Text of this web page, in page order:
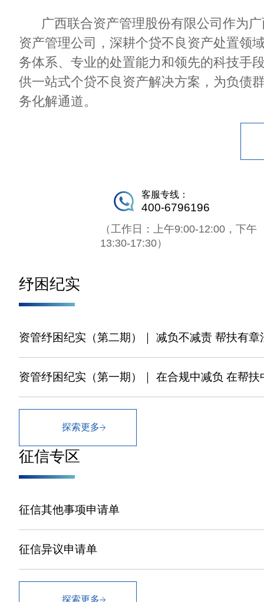
广西联合资产管理股份有限公司作为
资产管理公司，深耕个贷不良资产处置领
务体系、专业的处置能力和领先的科技手
供一站式个贷不良资产解决方案，为负债
务化解通道。
客服专线：
400-6796196
（工作日：上午9:00-12:00，下午
13:30-17:30）
纾困纪实
资管纾困纪实（第二期）｜ 减负不减责 帮扶有章
资管纾困纪实（第一期）｜ 在合规中减负 在帮扶
探索更多
征信专区
征信其他事项申请单
征信异议申请单
探索更多